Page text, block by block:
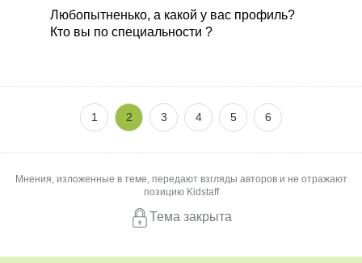
Любопытненько, а какой у вас профиль?
Кто вы по специальности ?
1 2 3 4 5 6
Мнения, изложенные в теме, передают взгляды авторов и не отражают
позицию Kidstaff
Тема закрыта